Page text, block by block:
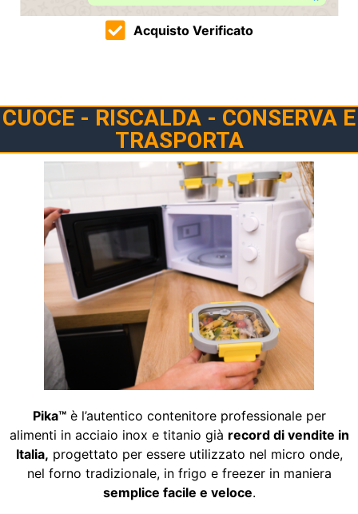
Acquisto Verificato
CUOCE - RISCALDA - CONSERVA E
TRASPORTA
Pika™è l’autentico contenitore professionale per
alimenti in acciaio inox e titanio già record di vendite in
Italia, progettato per essere utilizzato nel micro onde,
nel forno tradizionale, in frigo e freezer in maniera
semplice facile e veloce.